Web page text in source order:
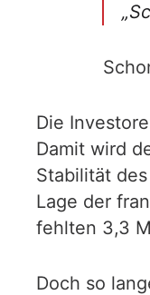
Die
Damit wird
Stabilität
Lage der
fehlten 3,3
Doch so